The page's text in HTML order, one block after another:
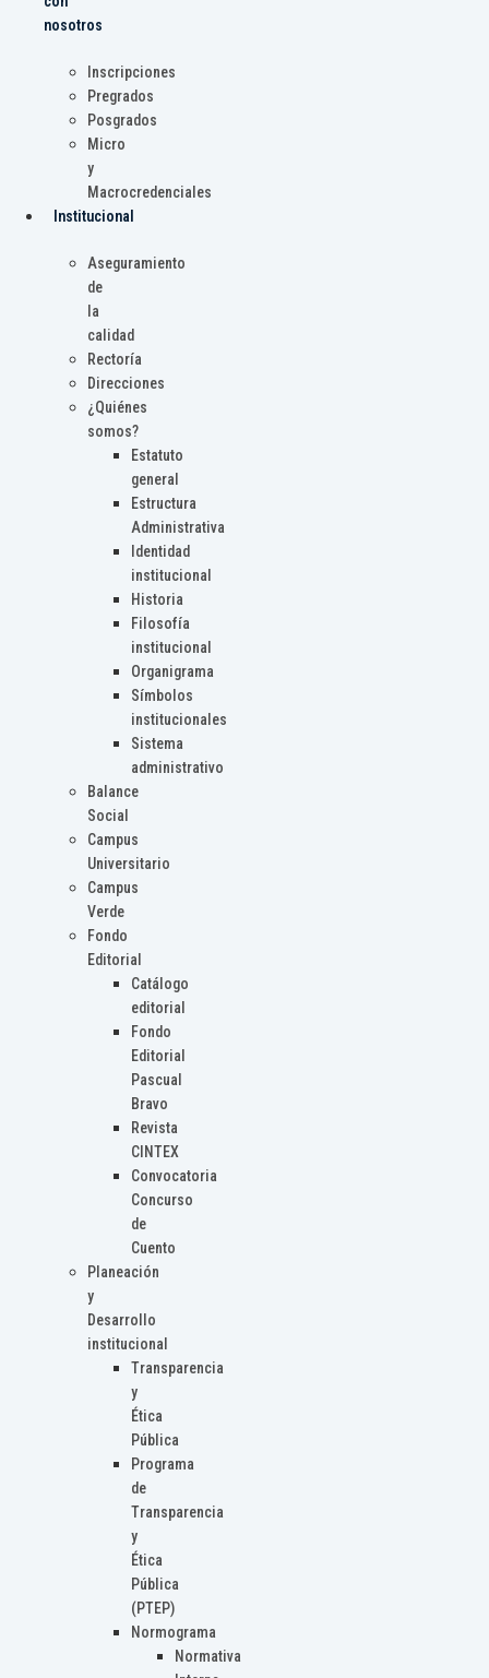
nosotros
Inscripciones
Pregrados
Posgrados
Micro
y
Macrocredenciales
Institucional
Aseguramiento
de
la
calidad
Rectoría
Direcciones
¿Quiénes
somos?
Estatuto
general
Estructura
Administrativa
Identidad
institucional
Historia
Filosofía
institucional
Organigrama
Símbolos
institucionales
Sistema
administrativo
Balance
Social
Campus
Universitario
Campus
Verde
Fondo
Editorial
Catálogo
editorial
Fondo
Editorial
Pascual
Bravo
Revista
CINTEX
Convocatoria
Concurso
de
Cuento
Planeación
y
Desarrollo
institucional
Transparencia
y
Ética
Pública
Programa
de
Transparencia
y
Ética
Pública
(PTEP)
Normograma
Normativa